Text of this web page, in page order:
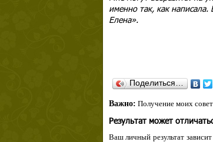
именно так, как
Елена».
Поделиться…
Важно: Получение моих
Результат может
Ваш личный результат